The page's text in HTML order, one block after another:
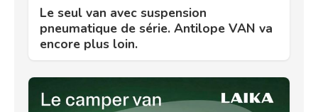
Le seul van avec suspension
pneumatique de série. Antilope VAN va
encore plus loin.